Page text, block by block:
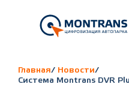
Главная/ Новости/
Система Montrans DVR